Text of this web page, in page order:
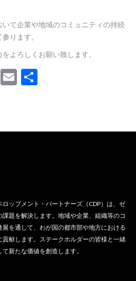
て企業や地域のコミュニティの持続
ります。
よろしくお願い致します。
LineEmail
ップメント・パートナーズ（CDP）は、ゼ
題を解決します。地域や企業、組織等のコ
展を通して、わが国の都市部や地方における
献します。ステークホルダーの皆様と一緒
新たな価値を創造します。